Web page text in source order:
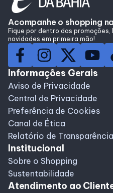
Programa de benefícios
Acompanhe o shopping
Fique por dentro das
novidades em primeira mão!
Informações Gerais
Aviso de Privacidade
Central de Privacidade
Preferência de Cookies
Canal de Ética
Relatório de
Institucional
Sobre o Shopping
Sustentabilidade
Atendimento ao